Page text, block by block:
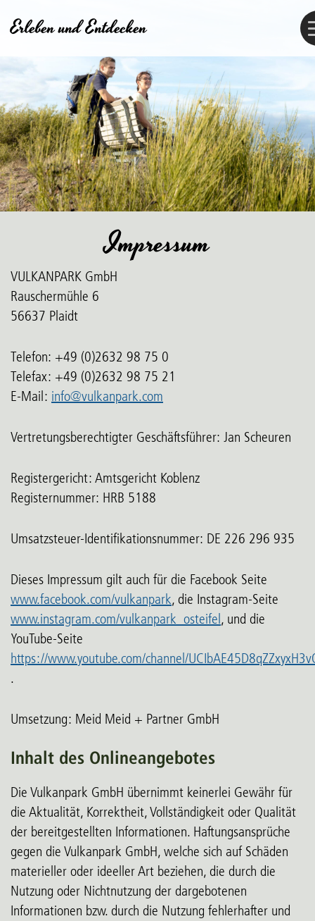
Erleben und Entdecken
Impressum
VULKANPARK GmbH
Rauschermühle 6
56637 Plaidt
Telefon: +49 (0)2632 98 75 0
Telefax: +49 (0)2632 98 75 21
E-Mail: info@vulkanpark.com
Vertretungsberechtigter Geschäftsführer: Jan Scheuren
Registergericht: Amtsgericht Koblenz
Registernummer: HRB 5188
Umsatzsteuer-Identifikationsnummer: DE 226 296 935
Dieses Impressum gilt auch für die Facebook Seite
www.facebook.com/vulkanpark, die Instagram-Seite
www.instagram.com/vulkanpark_osteifel, und die
YouTube-Seite
https://www.youtube.com/channel/
.
Umsetzung: Meid Meid + Partner GmbH
Inhalt des Onlineangebotes
Die Vulkanpark GmbH übernimmt keinerlei Gewähr für
die Aktualität, Korrektheit, Vollständigkeit oder Qualität
der bereitgestellten Informationen. Haftungsansprüche
gegen die Vulkanpark GmbH, welche sich auf Schäden
materieller oder ideeller Art beziehen, die durch die
Nutzung oder Nichtnutzung der dargebotenen
Informationen bzw. durch die Nutzung fehlerhafter und